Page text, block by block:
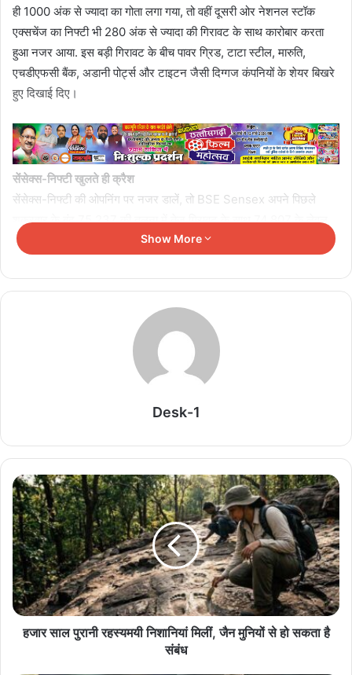
ही 1000 अंक से ज्यादा का गोता लगा गया, तो वहीं दूसरी ओर नेशनल स्टॉक
एक्सचेंज का निफ्टी भी 280 अंक से ज्यादा की गिरावट के साथ कारोबार करता
हुआ नजर आया. इस बड़ी गिरावट के बीच पावर ग्रिड, टाटा स्टील, मारुति,
एचडीएफसी बैंक, अडानी पोर्ट्स और टाइटन जैसी दिग्गज कंपनियों के शेयर बिखरे
हुए दिखाई दिए।
सेंसेक्स-निफ्टी खुलते ही क्रैश
सेंसेक्स-निफ्टी की ओपनिंग पर नजर डालें, तो BSE Sensex अपने पिछले
शुक्रवार के बंद 75,237 की तुलना में तेज गिरावट के साथ 74,807 के लेवल
पर खुला था और अगले पांच मिनट में ही ये भारी गिरावट के साथ फिसलते हुए 907
अंक से ज्यादा फिसलकर कारोबार करने लगा. NSE Nifty की चाल भी सेंसेक्स
की तुलना में गिरकर पहले 23,482 पर खुला और फिर अचानक इसमें गिरावट भी
तेज होती चली गई. शेयर मार्केट में ट्रेडिंग शुरू होने के पांच मिनट बाद ही ये इंडेक्स
भी 280 अंक टूटकर 23,361 पर कारोबार करता नजर आया।
दिग्गज कंपनियों के शेयर बिखरे हुए नजर आए. बीएसई लार्जकैप पर नजर डालें, तो
(3.50%), Maruti Share (2.40%), Trent Share (2.25%), SBI
Share (2.05%) की गिरावट लेकर कारोबार कर रहे थे. इसके अलावा
Eternal, Titan, Adani Ports जैसे स्टॉक्स भी करीब 2 फीसदी की गिरावट
में थे।
Related Articles
चीनी के दाम में 9% तक उछाल, त्योहारों से पहले सरकार ने
स्टॉक लिमिट लगाई
Show More
Desk-1
हजार साल पुरानी रहस्यमयी निशानियां मिलीं, जैन मुनियों से हो सकता है
संबंध